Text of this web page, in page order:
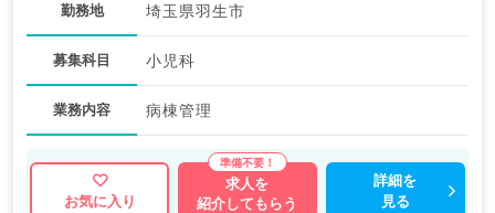
勤務地 埼玉県羽生市
募集科目 小児科
業務内容 病棟管理
お気に入り
求人を
紹介してもらう
詳細を
見る